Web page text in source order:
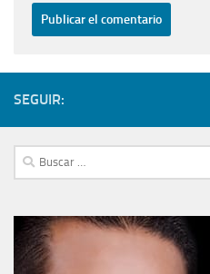
SEGUIR:
Buscar: